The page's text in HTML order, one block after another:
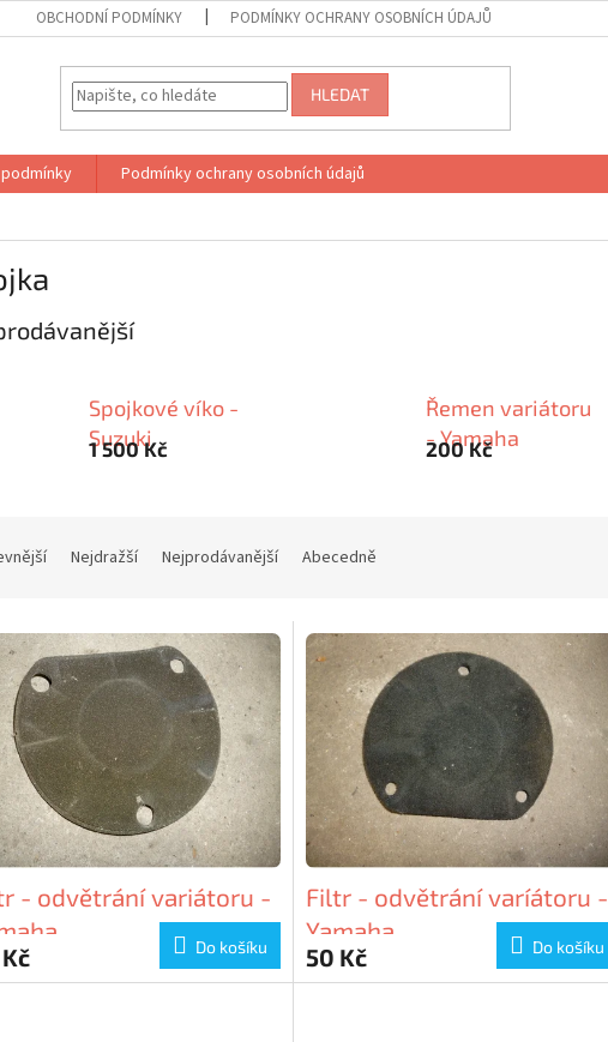
OBCHODNÍ PODMÍNKY PODMÍNKY OCHRANY OSOBNÍCH ÚDAJŮ
HLEDAT
Podmínky ochrany osobních údajů
Spojkové víko -
Suzuki
1 500 Kč
Řemen variátoru
- Yamaha
200 Kč
Nejdražší Nejprodávanější Abecedně
- odvětrání variátoru -
Do košíku
Filtr - odvětrání varíátoru -
Yamaha
50 Kč Do košíku